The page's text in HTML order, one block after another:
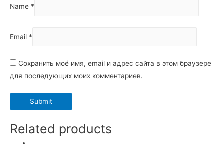
Name *
Email *
Сохранить моё имя, email и адрес сайта в этом браузере
для последующих моих комментариев.
Related products